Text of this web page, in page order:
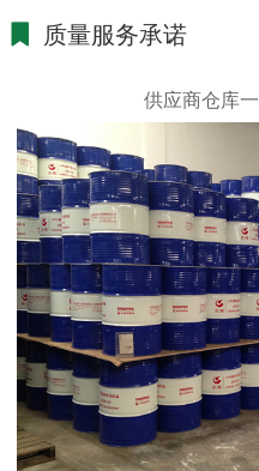
质量服务承诺
供应商仓库